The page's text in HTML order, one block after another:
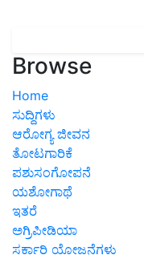
Browse
Home
ಸುದ್ದಿಗಳು
ಆರೋಗ್ಯ ಜೀವನ
ತೋಟಗಾರಿಕೆ
ಪಶುಸಂಗೋಪನೆ
ಯಶೋಗಾಥೆ
ಇತರೆ
ಅಗ್ರಿಪೀಡಿಯಾ
ಸರ್ಕಾರಿ ಯೋಜನೆಗಳು